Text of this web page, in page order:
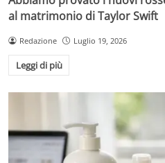
al matrimonio di Taylor Swift
Redazione Luglio 19, 2026
Leggi di più